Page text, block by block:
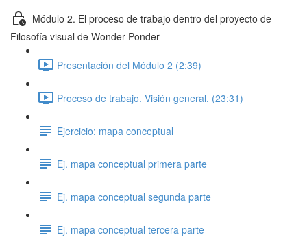
Módulo 2. El proceso de trabajo dentro del proyecto de
Filosofía visual de Wonder Ponder
Presentación del Módulo 2 (2:39)
Proceso de trabajo. Visión general. (23:31)
Ejercicio: mapa conceptual
Ej. mapa conceptual primera parte
Ej. mapa conceptual segunda parte
Ej. mapa conceptual tercera parte